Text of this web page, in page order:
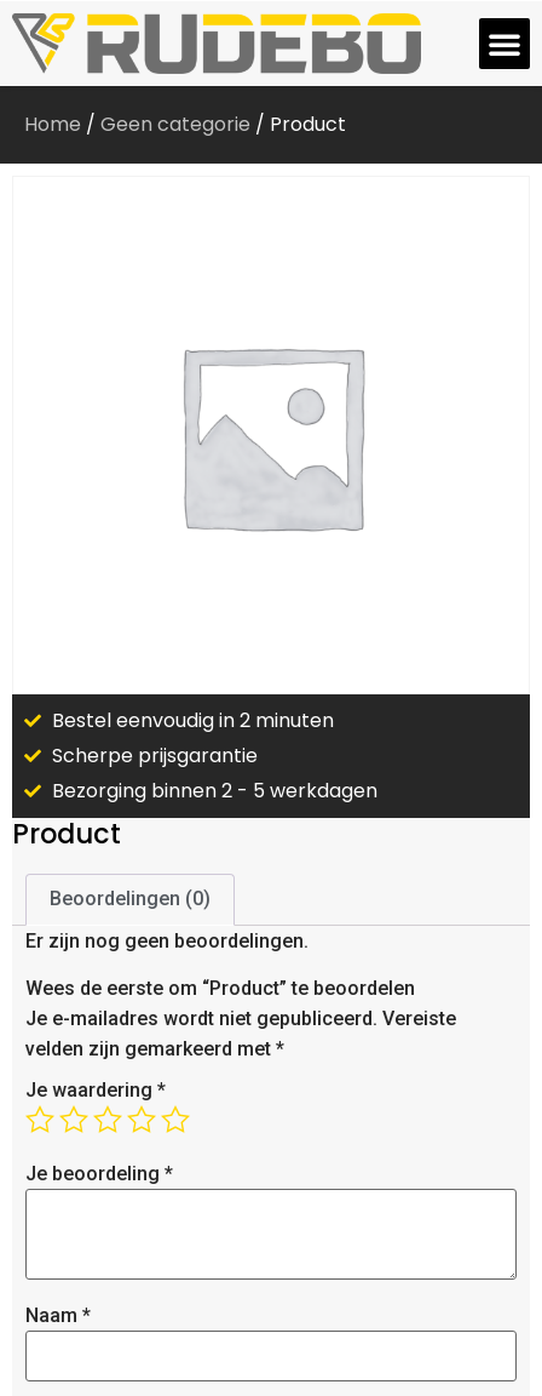
Home / Geen categorie / Product
Bestel eenvoudig in 2 minuten
Scherpe prijsgarantie
Bezorging binnen 2 - 5 werkdagen
Product
Beoordelingen (0)
Er zijn nog geen beoordelingen.
Wees de eerste om “Product” te beoordelen
Je e-mailadres wordt niet gepubliceerd. Vereiste
velden zijn gemarkeerd met *
Je waardering *
Je beoordeling *
Naam *